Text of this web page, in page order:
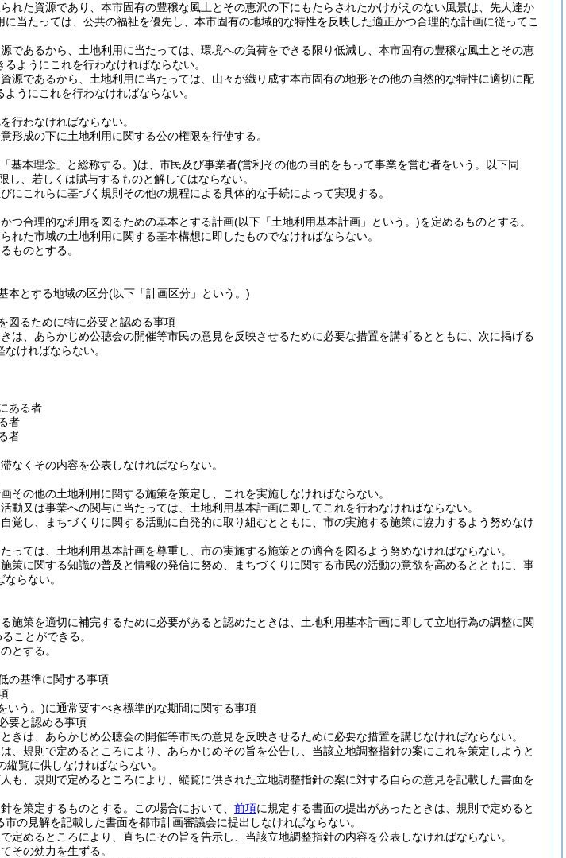
れた資源であり、本市固有の豊穣な風土とその恵沢の下にもたらされたかけがえのない風景は、先人達か
当たっては、公共の福祉を優先し、本市固有の地域的な特性を反映した適正かつ合理的な計画に従ってこ
であるから、土地利用に当たっては、環境への負荷をできる限り低減し、本市固有の豊穣な風土とその恵
ようにこれを行わなければならない。
源であるから、土地利用に当たっては、山々が織り成す本市固有の地形その他の自然的な特性に適切に配
うにこれを行わなければならない。
行わなければならない。
形成の下に土地利用に関する公の権限を行使する。
基本理念」と総称する。)は、市民及び事業者(営利その他の目的をもって事業を営む者をいう。以下同
、若しくは賦与するものと解してはならない。
にこれらに基づく規則その他の規程による具体的な手続によって実現する。
つ合理的な利用を図るための基本とする計画(以下「土地利用基本計画」という。)を定めるものとする。
れた市域の土地利用に関する基本構想に即したものでなければならない。
ものとする。
本とする地域の区分(以下「計画区分」という。)
図るために特に必要と認める事項
は、あらかじめ公聴会の開催等市民の意見を反映させるために必要な措置を講ずるとともに、次に掲げる
ければならない。
ある者
者
者
なくその内容を公表しなければならない。
その他の土地利用に関する施策を策定し、これを実施しなければならない。
動又は事業への関与に当たっては、土地利用基本計画に即してこれを行わなければならない。
覚し、まちづくりに関する活動に自発的に取り組むとともに、市の実施する施策に協力するよう努めなけ
っては、土地利用基本計画を尊重し、市の実施する施策との適合を図るよう努めなければならない。
策に関する知識の普及と情報の発信に努め、まちづくりに関する市民の活動の意欲を高めるとともに、事
らない。
施策を適切に補完するために必要があると認めたときは、土地利用基本計画に即して立地行為の調整に関
ことができる。
とする。
の基準に関する事項
いう。)に通常要すべき標準的な期間に関する事項
要と認める事項
きは、あらかじめ公聴会の開催等市民の意見を反映させるために必要な措置を講じなければならない。
、規則で定めるところにより、あらかじめその旨を公告し、当該立地調整指針の案にこれを策定しようと
覧に供しなければならない。
も、規則で定めるところにより、縦覧に供された立地調整指針の案に対する自らの意見を記載した書面を
を策定するものとする。 この場合において、 前項に規定する書面の提出があったときは、規則で定めると
の見解を記載した書面を都市計画審議会に提出しなければならない。
定めるところにより、直ちにその旨を告示し、当該立地調整指針の内容を公表しなければならない。
その効力を生ずる。